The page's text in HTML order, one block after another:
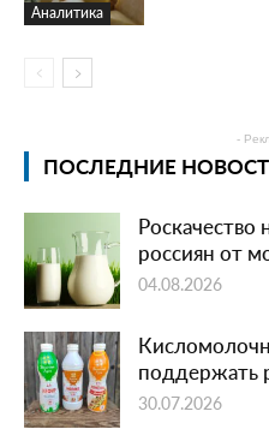
Аналитика
-
ПОСЛЕДНИЕ
Роскачество
россиян от
04.08.2026
поддержать
30.07.2026